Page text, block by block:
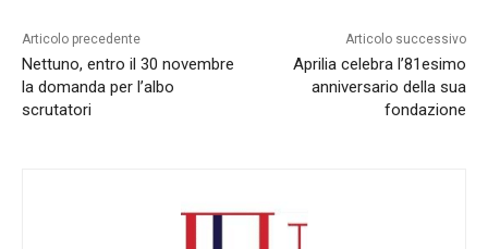
Articolo precedente
Nettuno, entro il 30 novembre
la domanda per l’albo
scrutatori
Articolo successivo
Aprilia celebra l’81esimo
anniversario della sua
fondazione